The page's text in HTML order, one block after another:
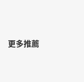
更多推薦